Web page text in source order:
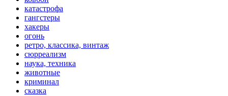
катастрофа
гангстеры
хакеры
огонь
ретро, классика, винтаж
сюрреализм
наука, техника
животные
криминал
сказка